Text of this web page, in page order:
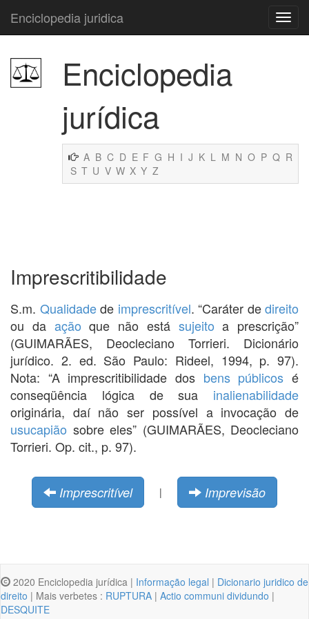
Enciclopedia juridica
Enciclopedia
jurídica
A B C D E F G H I J K L M N O P Q R
S T U V W X Y Z
Imprescritibilidade
S.m. Qualidadede imprescritível. “Caráter dedireito
ou da ação que não está sujeito a prescrição”
(GUIMARÃES, Deocleciano Torrieri. Dicionário
jurídico. 2. ed. São Paulo: Rideel, 1994, p. 97).
Nota: “A imprescritibilidade dos bens públicos é
conseqüência lógica de sua inalienabilidade
originária, daí não ser possível a invocação de
usucapião sobre eles” (GUIMARÃES, Deocleciano
Torrieri. Op. cit., p. 97).
Imprescritível | Imprevisão
2020 Enciclopedia jurídica | Informação legal | Dicionario juridico de
direito | Mais verbetes : RUPTURA | Actio communi dividundo |
DESQUITE